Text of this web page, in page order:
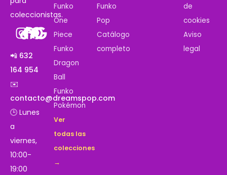
coleccionistas.
📲 632
164 954
✉️
contacto@dreamspop.com
🕒 Lunes
a
viernes,
10:00-
19:00
Funko
One
Piece
Funko
Dragon
Ball
Funko
Pokémon
Ver
todas las
colecciones
→
Funko
Pop
Catálogo
completo
de
cookies
Aviso
legal